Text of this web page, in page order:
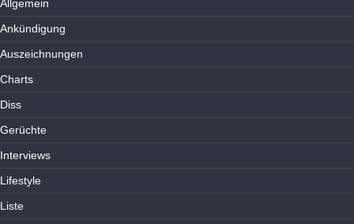
Allgemein
Ankündigung
Auszeichnungen
Charts
Diss
Gerüchte
Interviews
Lifestyle
Liste